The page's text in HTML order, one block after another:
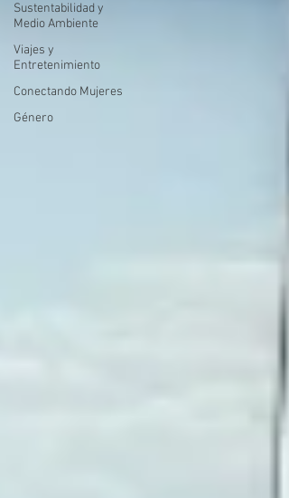
Sustentabilidad y
Medio Ambiente
Viajes y
Entretenimiento
Conectando Mujeres
Género